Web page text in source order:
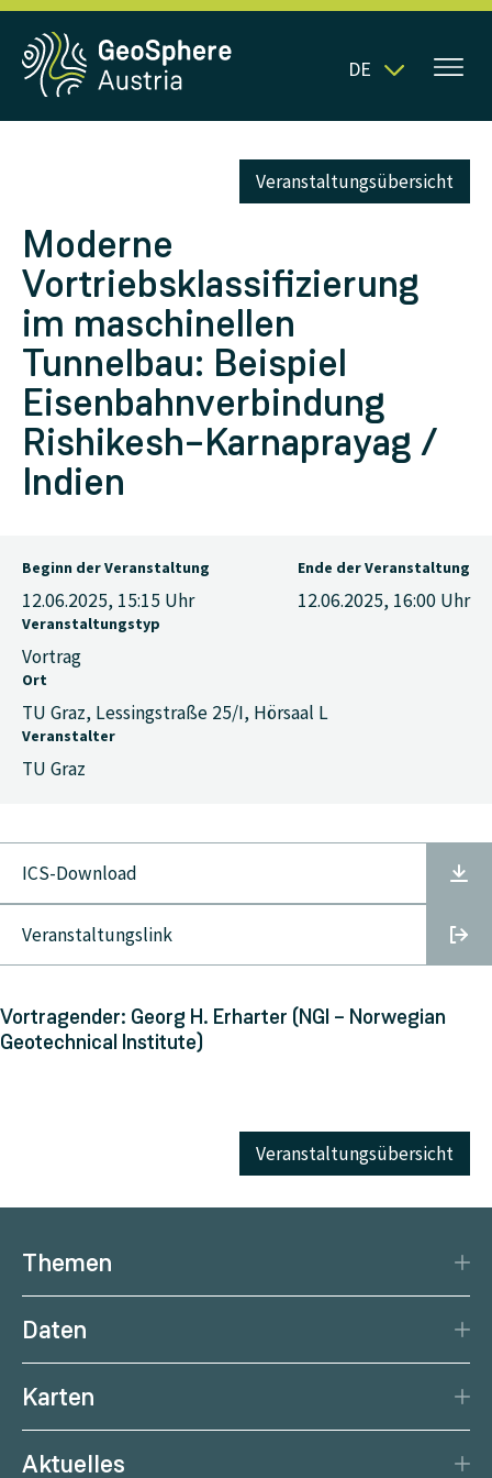
DE
Veranstaltungsübersicht
Moderne
Vortriebsklassifizierung
im maschinellen
Tunnelbau: Beispiel
Eisenbahnverbindung
Rishikesh–Karnaprayag /
Indien
Beginn der Veranstaltung
12.06.2025, 15:15 Uhr
Ende der Veranstaltung
12.06.2025, 16:00 Uhr
Veranstaltungstyp
Vortrag
Ort
TU Graz, Lessingstraße 25/I, Hörsaal L
Veranstalter
TU Graz
ICS-Download
Veranstaltungslink
Vortragender: Georg H. Erharter (NGI – Norwegian
Geotechnical Institute)
Veranstaltungsübersicht
Themen
Klima
Daten
Datenzentrum
Karten
Aktuelles